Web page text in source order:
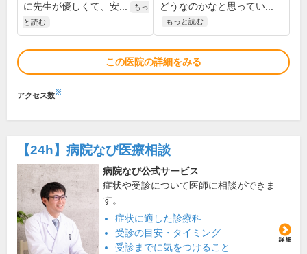
に先生が優しくて、安...
もっ
と読む
どうなのかなと思ってい...
もっと読む
この医院の詳細をみる
アクセス数※
【24h】 病院なび医療相談
病院なび公式サービス
症状や受診について医師に相談ができま
す。
症状に適した診療科
受診の目安・タイミング
受診までに気をつけること